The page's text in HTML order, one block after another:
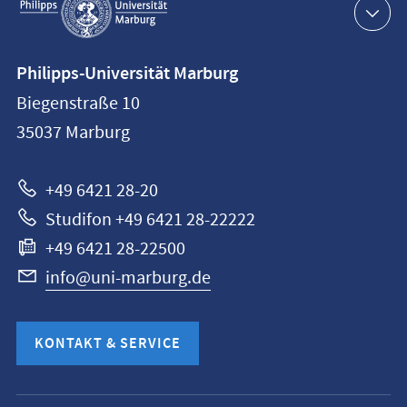
Navigation
Philipps-
Universität
Marburg
Philipps-Universität Marburg
Biegenstraße 10
35037 Marburg
+49 6421 28-20
Studifon +49 6421 28-22222
+49 6421 28-22500
info@uni-marburg.de
KONTAKT & SERVICE